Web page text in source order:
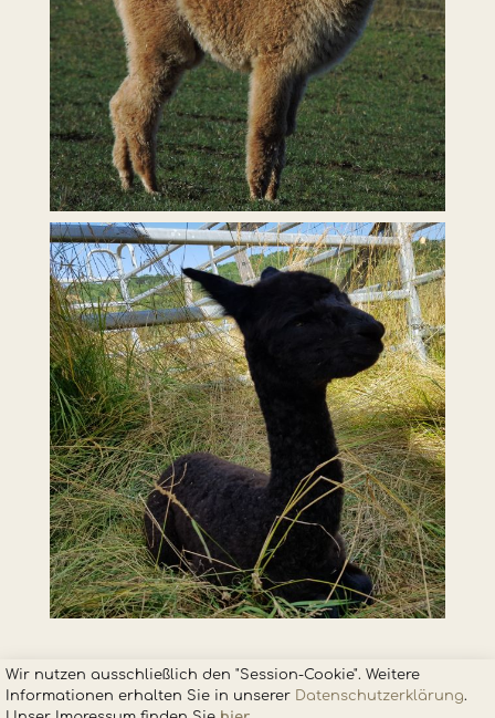
Wir nutzen ausschließlich den "Session-Cookie". Weitere
Informationen erhalten Sie in unserer Datenschutzerklärung.